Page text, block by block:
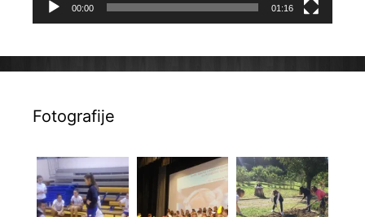
00:00 01:16
Fotografije